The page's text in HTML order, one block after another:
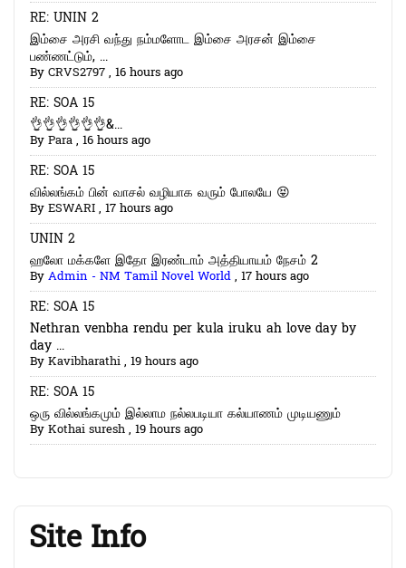
RE: UNIN 2
இம்சை அரசி வந்து நம்மளோட இம்சை அரசன் இம்சை
பண்ணட்டும், ...
ByCRVS2797, 16 hours ago
RE: SOA 15
👌👌👌👌👌👌&...
ByPara, 16 hours ago
RE: SOA 15
வில்லங்கம் பின் வாசல் வழியாக வரும் போலயே 😝
ByESWARI, 17 hours ago
UNIN 2
ஹலோ மக்களே இதோ இரண்டாம் அத்தியாயம் நேசம் 2
ByAdmin - NM Tamil Novel World, 17 hours ago
RE: SOA 15
Nethran venbha rendu per kula iruku ah love day by
day ...
ByKavibharathi, 19 hours ago
RE: SOA 15
ஒரு வில்லங்கமும் இல்லாம நல்லபடியா கல்யாணம் முடியணும்
ByKothai suresh, 19 hours ago
Site Info